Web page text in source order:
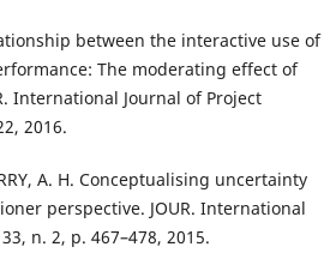
between the interactive use of
The moderating effect of
International Journal of Project
2016.
A. H. Conceptualising uncertainty
perspective. JOUR. International
n. 2, p. 467–478, 2015.